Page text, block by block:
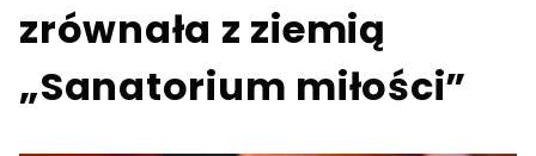
zrównała z ziemią
„Sanatorium miłości”